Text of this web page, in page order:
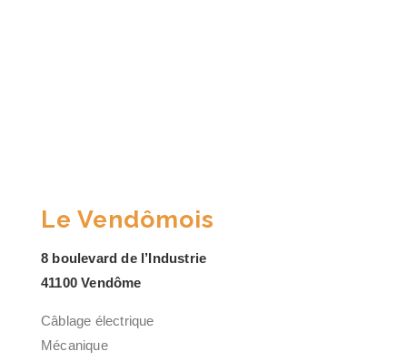
Le Vendômois
8 boulevard de l’Industrie
41100 Vendôme
Câblage électrique
Mécanique